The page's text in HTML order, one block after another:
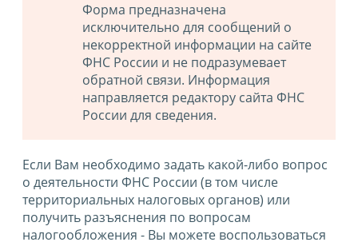
Форма предназначена
исключительно для сообщений о
некорректной информации на сайте
ФНС России и не подразумевает
обратной связи. Информация
направляется редактору сайта ФНС
России для сведения.
Если Вам необходимо задать какой-либо вопрос
о деятельности ФНС России (в том числе
территориальных налоговых органов) или
получить разъяснения по вопросам
налогообложения - Вы можете воспользоваться